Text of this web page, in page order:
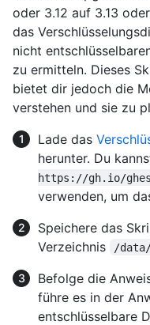
oder 3.12 auf 3.13
das
nicht
zu ermitteln. Dieses
bietet dir jedoch die
verstehen und sie zu
Lade das
herunter. Du
https://gh.io/
verwenden, um
Speichere das
Verzeichnis
/data/
Befolge die
führe es in der
entschlüsselbare